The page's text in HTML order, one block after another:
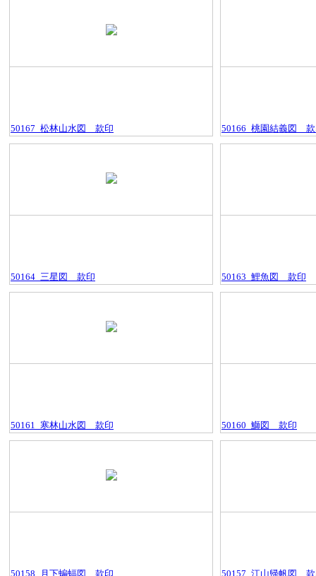
50167_松林山水図＿款印 50166_桃園結義図＿
50164_三星図＿款印 50163_鯉魚図＿款印
50161_寒林山水図＿款印 50160_鰤図＿款印
50158_月下蝙蝠図＿款印 50157_江山帰帆図＿